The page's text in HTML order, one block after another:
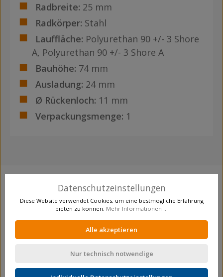
Radbreite: 25 mm
Radkörper: Stahl
Lauffläche: Polyurethan 90 +/- 3 Shore
A, Polyurethan 90 +/- 3 Shore A
Bauhöhe: 74 mm
Ausladung: 24 mm
Ø Rückenloch: 11 mm
Verpackungsmenge: 1
Produktgalerie überspringen
CrosselingDatenschutzeinstellungen
Diese Website verwendet Cookies, um eine bestmögliche Erfahrung
bieten zu können. Mehr Informationen ...
Alle akzeptieren
Nur technisch notwendige